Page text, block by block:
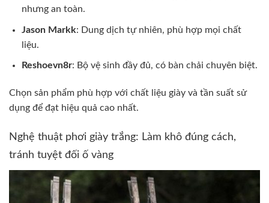
nhưng an toàn.
Jason Markk: Dung dịch tự nhiên, phù hợp mọi chất
liệu.
Reshoevn8r: Bộ vệ sinh đầy đủ, có bàn chải chuyên biệt.
Chọn sản phẩm phù hợp với chất liệu giày và tần suất sử
dụng để đạt hiệu quả cao nhất.
Nghệ thuật phơi giày trắng: Làm khô đúng cách,
tránh tuyệt đối ố vàng